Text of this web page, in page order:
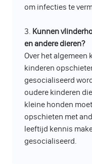
om infecties te
3. Kunnen
en andere dieren?
Over het
kinderen
gesocialiseerd
oudere kinderen
kleine honden
opschieten met
leeftijd kennis
gesocialiseerd.